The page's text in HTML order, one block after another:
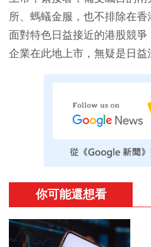
所、螞蟻金服，也不排除在
面對特色日益接近的港股競
企業在此地上市，無疑是日益